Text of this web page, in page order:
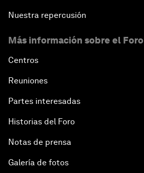
Nuestra repercusión
Más información sobre el Foro
Centros
Reuniones
Partes interesadas
Historias del Foro
Notas de prensa
Galería de fotos